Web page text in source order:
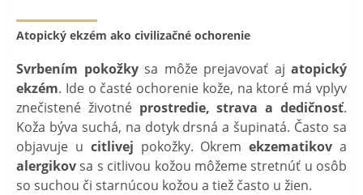
Atopický ekzém ako civilizačné ochorenie
Svrbením pokožky sa môže prejavovať aj atopický
ekzém. Ide o časté ochorenie kože, na ktoré má vplyv
znečistené životné prostredie, strava a dedičnosť.
Koža býva suchá, na dotyk drsná a šupinatá. Často sa
objavuje u citlivej pokožky. Okremekzematikov a
alergikovsa s citlivou kožou môžeme stretnúť u osôb
so suchou či starnúcou kožou a tiež často u žien.